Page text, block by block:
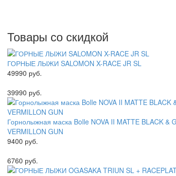
Товары со скидкой
ГОРНЫЕ ЛЫЖИ SALOMON X-RACE JR SL
49990 руб.
39990 руб.
Горнолыжная маска Bolle NOVA II MATTE BLACK &
VERMILLON GUN
9400 руб.
6760 руб.